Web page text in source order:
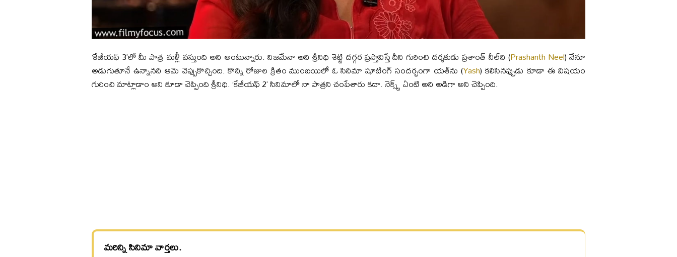
‘కేజీయఫ్‌ 3’లో మీ పాత్ర మళ్లీ వస్తుంది అని అంటున్నారు. నిజమేనా అని శ్రీనిధి శెట్టి దగ్గర ప్రస్తావిస్తే దీని గురించి దర్శకుడు ప్రశాంత్‌ నీల్‌ని (Prashanth Neel) నేనూ
అడుగుతూనే ఉన్నానని ఆమె చెప్పుకొచ్చింది. కొన్ని రోజుల క్రితం ముంబయిలో ఓ సినిమా షూటింగ్‌ సందర్భంగా యశ్‌ను (Yash) కలిసినప్పుడు కూడా ఈ విషయం
గురించి మాట్లాడాం అని కూడా చెప్పింది శ్రీనిధి. ‘కేజీయఫ్‌ 2’ సినిమాలో నా పాత్రని చంపేశారు కదా. నెక్స్ట్‌ ఏంటి అని అడిగా అని చెప్పింది.
మరిన్ని సినిమా వార్తలు.